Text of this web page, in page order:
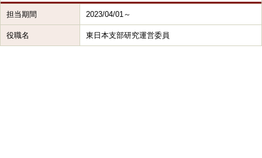
担当期間 2023/04/01～
役職名 東日本支部研究運営委員